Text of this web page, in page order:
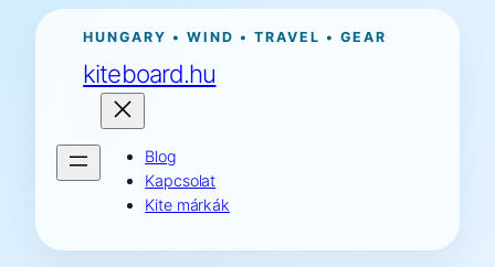
Ugrás
tartalomhoz
HUNGARY • WIND • TRAVEL • GEAR
kiteboard.hu
Blog
Kapcsolat
Kite márkák